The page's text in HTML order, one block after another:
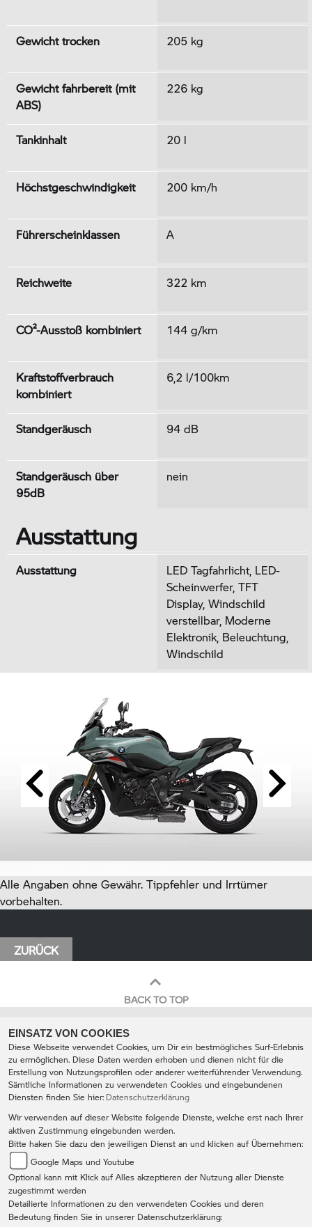
Gewicht trocken 205 kg
Gewicht fahrbereit (mit
ABS)
226 kg
Tankinhalt 20 l
Höchstgeschwindigkeit 200 km/h
Führerscheinklassen A
Reichweite 322 km
CO²-Ausstoß kombiniert 144 g/km
Kraftstoffverbrauch
kombiniert
6,2 l/100km
Standgeräusch 94 dB
Standgeräusch über
95dB
nein
Ausstattung
Ausstattung
LED Tagfahrlicht, LED-
Scheinwerfer, TFT
Display, Windschild
verstellbar, Moderne
Elektronik, Beleuchtung,
Windschild
Alle Angaben ohne Gewähr. Tippfehler und Irrtümer
vorbehalten.
ZURÜCK
BACK TO TOP
BMW Motorradcenter Heermann-
Rhein
Neckarsulmer Str. 55 74076 Heilbronn
0049 (0) 7131 / 64572- 0
info@heermann-rhein-motorrad.de
IMPRESSUM
AGB
DISCLAIMER
EINSATZ VON COOKIES
Diese Webseite verwendet Cookies, um Dir ein bestmögliches Surf-Erlebnis
zu ermöglichen. Diese Daten werden erhoben und dienen nicht für die
Erstellung von Nutzungsprofilen oder anderer weiterführender Verwendung.
Sämtliche Informationen zu verwendeten Cookies und eingebundenen
Diensten finden Sie hier: Datenschutzerklärung
Wir verwenden auf dieser Website folgende Dienste, welche erst nach Ihrer
aktiven Zustimmung eingebunden werden.
Bitte haken Sie dazu den jeweiligen Dienst an und klicken auf Übernehmen:
Google Maps und Youtube
Optional kann mit Klick auf Alles akzeptieren der Nutzung aller Dienste
zugestimmt werden
Detailierte Informationen zu den verwendeten Cookies und deren
Bedeutung finden Sie in unserer Datenschutzerklärung: